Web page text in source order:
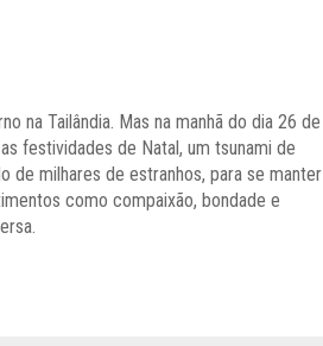
na Tailândia. Mas na manhã do dia 26 de
festividades de Natal, um tsunami de
de milhares de estranhos, para se manter
como compaixão, bondade e